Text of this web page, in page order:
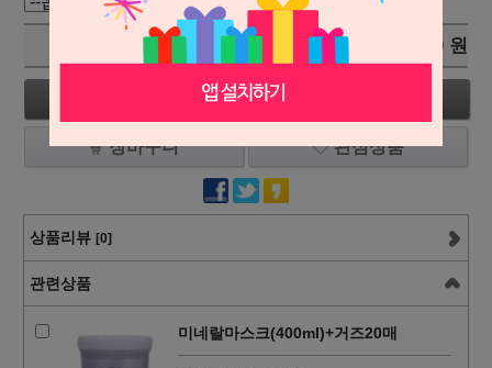
총 상품 금액 0 원
구매하기
장바구니 관심상품
상품리뷰 [0]
관련상품
미네랄마스크(400ml)+거즈20매